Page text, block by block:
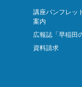
講座パンフレッ
案内
広報誌「早稲田
資料請求